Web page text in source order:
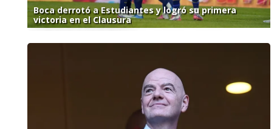
Boca derrotó a Estudiantes y logró su primera
victoria en el Clausura